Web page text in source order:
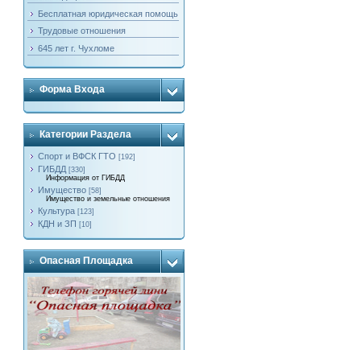
Бесплатная юридическая помощь
Трудовые отношения
645 лет г. Чухломе
Форма Входа
Категории Раздела
Спорт и ВФСК ГТО [192]
ГИБДД [330]
Информация от ГИБДД
Имущество [58]
Имущество и земельные отношения
Культура [123]
КДН и ЗП [10]
Опасная Площадка